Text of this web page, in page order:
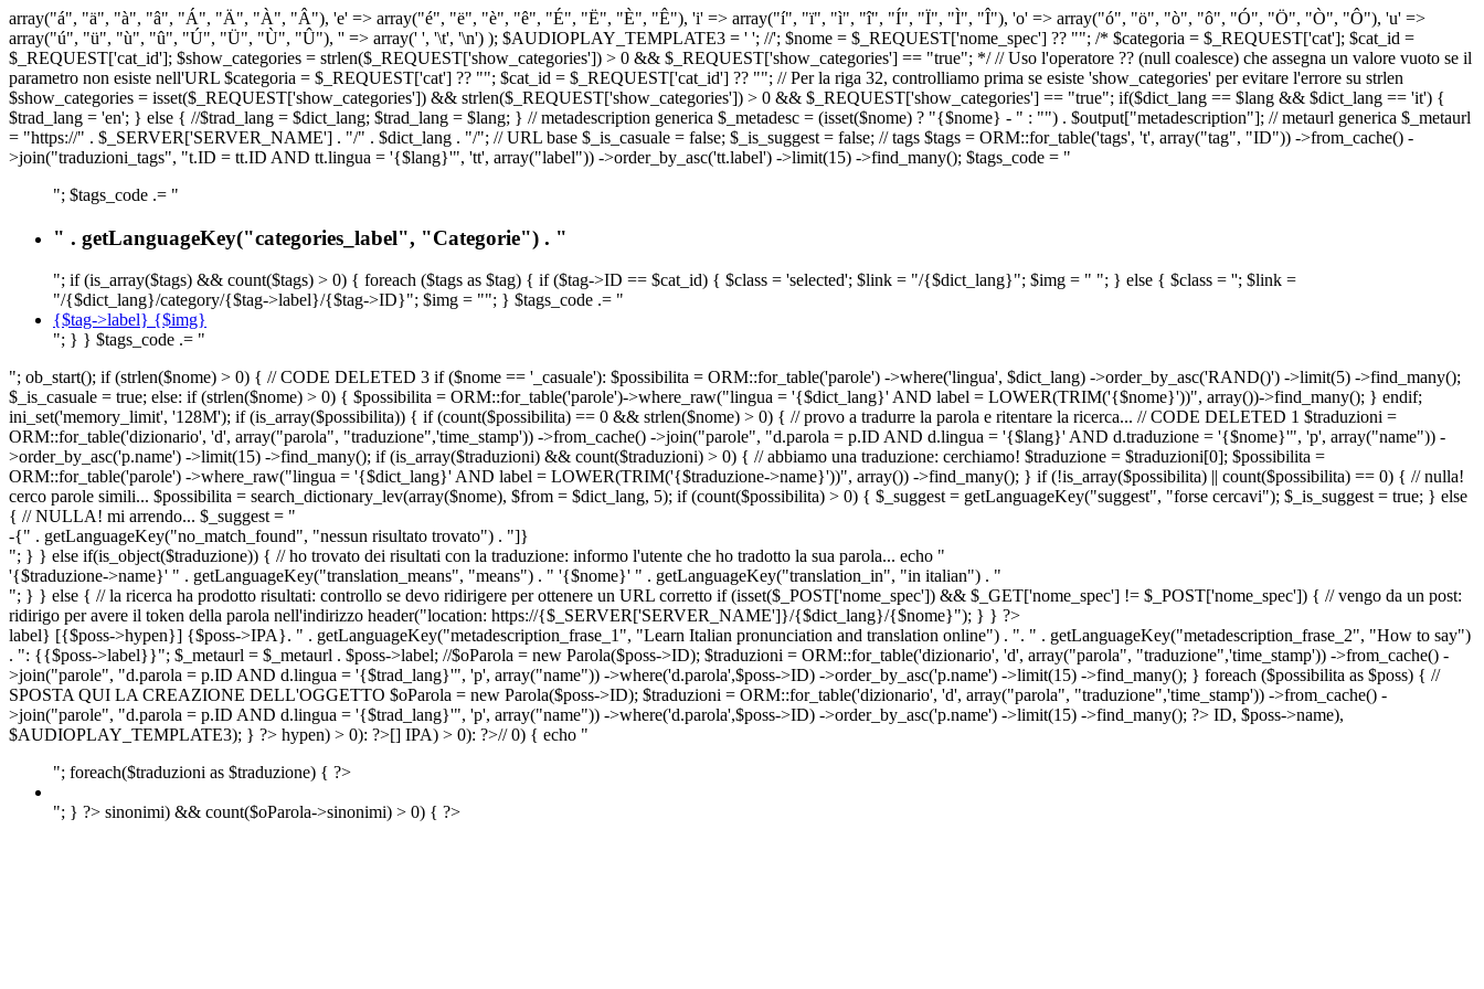
array("á", "ä", "à", "â", "Á", "Ä", "À", "Â"), 'e' => array("é", "ë", "è", "ê", "É", "Ë", "È", "Ê"), 'i' => array("í", "ï", "ì", "î", "Í", "Ï", "Ì", "Î"), 'o' => array("ó", "ö", "ò", "ô", "Ó", "Ö", "Ò", "Ô"), 'u' =>
array("ú", "ü", "ù", "û", "Ú", "Ü", "Ù", "Û"), '' => array(' ', '\t', '\n') ); $AUDIOPLAY_TEMPLATE3 = ' '; //'; $nome = $_REQUEST['nome_spec'] ?? ""; /* $categoria = $_REQUEST['cat']; $cat_id =
$_REQUEST['cat_id']; $show_categories = strlen($_REQUEST['show_categories']) > 0 && $_REQUEST['show_categories'] == "true"; */ // Uso l'operatore ?? (null coalesce) che assegna un valore vuoto se il
parametro non esiste nell'URL $categoria = $_REQUEST['cat'] ?? ""; $cat_id = $_REQUEST['cat_id'] ?? ""; // Per la riga 32, controlliamo prima se esiste 'show_categories' per evitare l'errore su strlen
$show_categories = isset($_REQUEST['show_categories']) && strlen($_REQUEST['show_categories']) > 0 && $_REQUEST['show_categories'] == "true"; if($dict_lang == $lang && $dict_lang == 'it') {
$trad_lang = 'en'; } else { //$trad_lang = $dict_lang; $trad_lang = $lang; } // metadescription generica $_metadesc = (isset($nome) ? "{$nome} - " : "") . $output["metadescription"]; // metaurl generica $_metaurl
= "https://" . $_SERVER['SERVER_NAME'] . "/" . $dict_lang . "/"; // URL base $_is_casuale = false; $_is_suggest = false; // tags $tags = ORM::for_table('tags', 't', array("tag", "ID")) ->from_cache() -
>join("traduzioni_tags", "t.ID = tt.ID AND tt.lingua = '{$lang}'", 'tt', array("label")) ->order_by_asc('tt.label') ->limit(15) ->find_many(); $tags_code = "
"; $tags_code .= "
" . getLanguageKey("categories_label", "Categorie") . "
"; if (is_array($tags) && count($tags) > 0) { foreach ($tags as $tag) { if ($tag->ID == $cat_id) { $class = 'selected'; $link = "/{$dict_lang}"; $img = " "; } else { $class = ''; $link =
"/{$dict_lang}/category/{$tag->label}/{$tag->ID}"; $img = ""; } $tags_code .= "
{$tag->label} {$img}
"; } } $tags_code .= "
"; ob_start(); if (strlen($nome) > 0) { // CODE DELETED 3 if ($nome == '_casuale'): $possibilita = ORM::for_table('parole') ->where('lingua', $dict_lang) ->order_by_asc('RAND()') ->limit(5) ->find_many();
$_is_casuale = true; else: if (strlen($nome) > 0) { $possibilita = ORM::for_table('parole')->where_raw("lingua = '{$dict_lang}' AND label = LOWER(TRIM('{$nome}'))", array())->find_many(); } endif;
ini_set('memory_limit', '128M'); if (is_array($possibilita)) { if (count($possibilita) == 0 && strlen($nome) > 0) { // provo a tradurre la parola e ritentare la ricerca... // CODE DELETED 1 $traduzioni =
ORM::for_table('dizionario', 'd', array("parola", "traduzione",'time_stamp')) ->from_cache() ->join("parole", "d.parola = p.ID AND d.lingua = '{$lang}' AND d.traduzione = '{$nome}'", 'p', array("name")) -
>order_by_asc('p.name') ->limit(15) ->find_many(); if (is_array($traduzioni) && count($traduzioni) > 0) { // abbiamo una traduzione: cerchiamo! $traduzione = $traduzioni[0]; $possibilita =
ORM::for_table('parole') ->where_raw("lingua = '{$dict_lang}' AND label = LOWER(TRIM('{$traduzione->name}'))", array()) ->find_many(); } if (!is_array($possibilita) || count($possibilita) == 0) { // nulla!
cerco parole simili... $possibilita = search_dictionary_lev(array($nome), $from = $dict_lang, 5); if (count($possibilita) > 0) { $_suggest = getLanguageKey("suggest", "forse cercavi"); $_is_suggest = true; } else
{ // NULLA! mi arrendo... $_suggest = "
-{" . getLanguageKey("no_match_found", "nessun risultato trovato") . "]}
"; } } else if(is_object($traduzione)) { // ho trovato dei risultati con la traduzione: informo l'utente che ho tradotto la sua parola... echo "
'{$traduzione->name}' " . getLanguageKey("translation_means", "means") . " '{$nome}' " . getLanguageKey("translation_in", "in italian") . "
"; } } else { // la ricerca ha prodotto risultati: controllo se devo ridirigere per ottenere un URL corretto if (isset($_POST['nome_spec']) && $_GET['nome_spec'] != $_POST['nome_spec']) { // vengo da un post:
ridirigo per avere il token della parola nell'indirizzo header("location: https://{$_SERVER['SERVER_NAME']}/{$dict_lang}/{$nome}"); } } ?>
label} [{$poss->hypen}] {$poss->IPA}. " . getLanguageKey("metadescription_frase_1", "Learn Italian pronunciation and translation online") . ". " . getLanguageKey("metadescription_frase_2", "How to say")
. ": {{$poss->label}}"; $_metaurl = $_metaurl . $poss->label; //$oParola = new Parola($poss->ID); $traduzioni = ORM::for_table('dizionario', 'd', array("parola", "traduzione",'time_stamp')) ->from_cache() -
>join("parole", "d.parola = p.ID AND d.lingua = '{$trad_lang}'", 'p', array("name")) ->where('d.parola',$poss->ID) ->order_by_asc('p.name') ->limit(15) ->find_many(); } foreach ($possibilita as $poss) { //
SPOSTA QUI LA CREAZIONE DELL'OGGETTO $oParola = new Parola($poss->ID); $traduzioni = ORM::for_table('dizionario', 'd', array("parola", "traduzione",'time_stamp')) ->from_cache() -
>join("parole", "d.parola = p.ID AND d.lingua = '{$trad_lang}'", 'p', array("name")) ->where('d.parola',$poss->ID) ->order_by_asc('p.name') ->limit(15) ->find_many(); ?> ID, $poss->name),
$AUDIOPLAY_TEMPLATE3); } ?> hypen) > 0): ?>[] IPA) > 0): ?>// 0) { echo "
"; foreach($traduzioni as $traduzione) { ?>
"; } ?> sinonimi) && count($oParola->sinonimi) > 0) { ?>